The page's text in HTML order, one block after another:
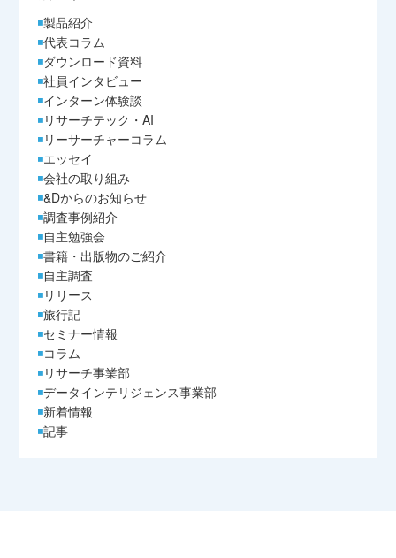
製品紹介
代表コラム
ダウンロード資料
社員インタビュー
インターン体験談
リサーチテック・AI
リーサーチャーコラム
エッセイ
会社の取り組み
&Dからのお知らせ
調査事例紹介
自主勉強会
書籍・出版物のご紹介
自主調査
リリース
旅行記
セミナー情報
コラム
リサーチ事業部
データインテリジェンス事業部
新着情報
記事